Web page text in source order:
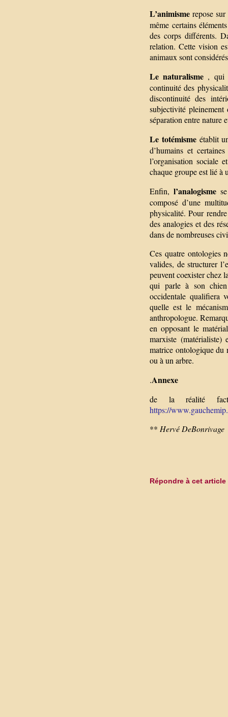
L’animisme repose
même certains
des corps différents.
relation. Cette vision
animaux sont
Le naturalisme , qui
continuité des
discontinuité des
subjectivité pleinement
séparation entre nature
Le totémismeétablit
d’humains et
l’organisation sociale
chaque groupe est lié à
Enfin,l’analogisme
composé d’une
physicalité. Pour
des analogies et des
dans de nombreuses
Ces quatre ontologies
valides, de structurer
peuvent coexister chez
qui parle à son chien
occidentale qualifiera
quelle est le
anthropologue.
en opposant le
marxiste
matrice ontologique du
ou à un arbre.
.Annexe
de la réalité
https://
** Hervé DeBonrivage
Répondre à cet article